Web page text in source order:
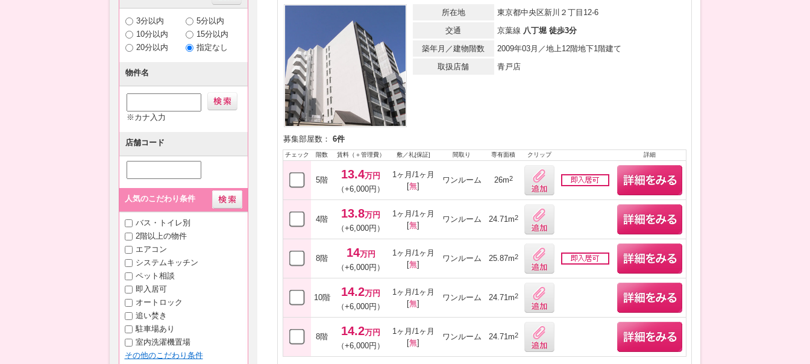
3分以内
5分以内
10分以内
15分以内
20分以内
指定なし
物件名
※カナ入力
店舗コード
人気のこだわり条件
バス・トイレ別
2階以上の物件
エアコン
システムキッチン
ペット相談
即入居可
オートロック
追い焚き
駐車場あり
室内洗濯機置場
その他のこだわり条件
所在地
東京都中央区新川２丁目12-6
交通
京葉線 八丁堀 徒歩3分
築年月／建物階数
2009年03月／地上12階地下1階建て
取扱店舗
青戸店
募集部屋数： 6件
チェック 階数 賃料（＋管理費） 敷／礼[保証] 間取り 専有面積 クリップ 詳細
5階 13.4万円
（+6,000円）
1ヶ月/1ヶ月
[無]
ワンルーム 26m2
4階 13.8万円
（+6,000円）
1ヶ月/1ヶ月
[無]
ワンルーム 24.71m2
8階 14万円
（+6,000円）
1ヶ月/1ヶ月
[無]
ワンルーム 25.87m2
10階 14.2万円
（+6,000円）
1ヶ月/1ヶ月
[無]
ワンルーム 24.71m2
8階 14.2万円
（+6,000円）
1ヶ月/1ヶ月
[無]
ワンルーム 24.71m2